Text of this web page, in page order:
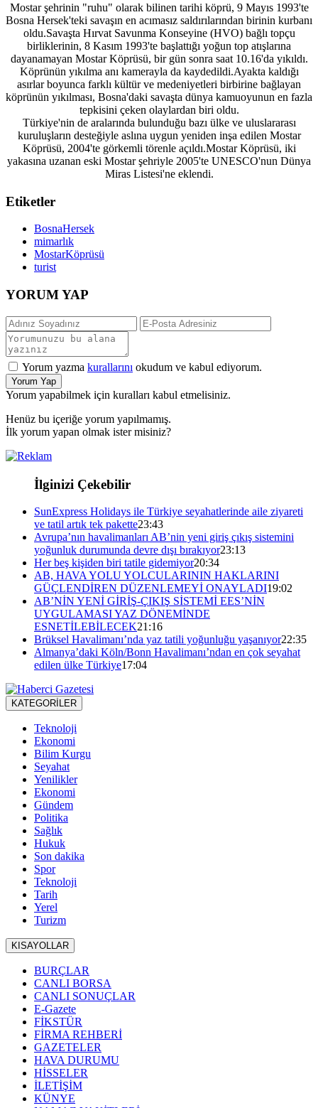
Mostar şehrinin "ruhu" olarak bilinen tarihi köprü, 9 Mayıs 1993'te
Bosna Hersek'teki savaşın en acımasız saldırılarından birinin kurbanı
oldu.Savaşta Hırvat Savunma Konseyine (HVO) bağlı topçu
birliklerinin, 8 Kasım 1993'te başlattığı yoğun top atışlarına
dayanamayan Mostar Köprüsü, bir gün sonra saat 10.16'da yıkıldı.
Köprünün yıkılma anı kamerayla da kaydedildi.Ayakta kaldığı
asırlar boyunca farklı kültür ve medeniyetleri birbirine bağlayan
köprünün yıkılması, Bosna'daki savaşta dünya kamuoyunun en fazla
tepkisini çeken olaylardan biri oldu.
Türkiye'nin de aralarında bulunduğu bazı ülke ve uluslararası
kuruluşların desteğiyle aslına uygun yeniden inşa edilen Mostar
Köprüsü, 2004'te görkemli törenle açıldı.Mostar Köprüsü, iki
yakasına uzanan eski Mostar şehriyle 2005'te UNESCO'nun Dünya
Miras Listesi'ne eklendi.
Etiketler
BosnaHersek
mimarlık
MostarKöprüsü
turist
YORUM YAP
Yorum yazma kurallarını okudum ve kabul ediyorum.
Yorum Yap
Yorum yapabilmek için kuralları kabul etmelisiniz.
Henüz bu içeriğe yorum yapılmamış.
İlk yorum yapan olmak ister misiniz?
İlginizi Çekebilir
SunExpress Holidays ile Türkiye seyahatlerinde aile ziyareti
ve tatil artık tek pakette23:43
Avrupa’nın havalimanları AB’nin yeni giriş çıkış sistemini
yoğunluk durumunda devre dışı bırakıyor23:13
Her beş kişiden biri tatile gidemiyor20:34
AB, HAVA YOLU YOLCULARININ HAKLARINI
GÜÇLENDİREN DÜZENLEMEYİ ONAYLADI19:02
AB’NİN YENİ GİRİŞ-ÇIKIŞ SİSTEMİ EES’NİN
UYGULAMASI YAZ DÖNEMİNDE
ESNETİLEBİLECEK21:16
Brüksel Havalimanı’nda yaz tatili yoğunluğu yaşanıyor22:35
Almanya’daki Köln/Bonn Havalimanı’ndan en çok seyahat
edilen ülke Türkiye17:04
KATEGORİLER
Teknoloji
Ekonomi
Bilim Kurgu
Seyahat
Yenilikler
Ekonomi
Gündem
Politika
Sağlık
Hukuk
Son dakika
Spor
Teknoloji
Tarih
Yerel
Turizm
KISAYOLLAR
BURÇLAR
CANLI BORSA
CANLI SONUÇLAR
E-Gazete
FİKSTÜR
FİRMA REHBERİ
GAZETELER
HAVA DURUMU
HİSSELER
İLETİŞİM
KÜNYE